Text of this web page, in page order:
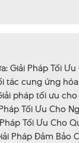
Giải Pháp Tối
tác cung ứng
pháp tối ưu
Tối Ưu Cho
Tối Ưu Cho
Pháp Đảm Bảo